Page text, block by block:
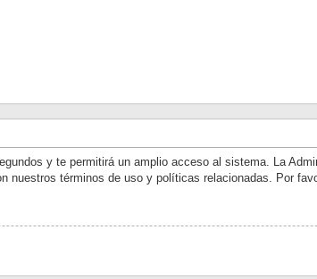
y te permitirá un amplio acceso al sistema. La
términos de uso y políticas relacionadas. Por